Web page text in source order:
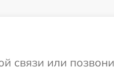
связи или